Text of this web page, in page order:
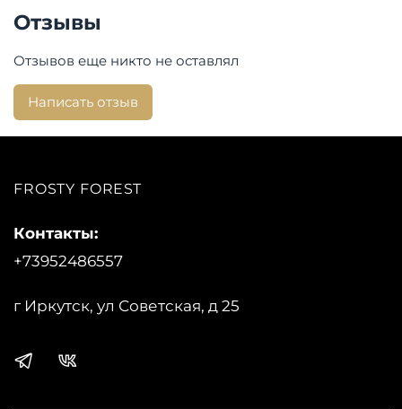
Состав:58%лён 30%хлопок 12%полиэстер
Бренд:Bulmer
Отзывы
Отзывов еще никто не оставлял
Написать отзыв
FROSTY FOREST
Контакты:
+73952486557
г Иркутск, ул Советская, д 25